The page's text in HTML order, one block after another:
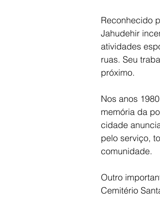
Reconhecido
Jahudehir
atividades
ruas. Seu
próximo.
Nos anos
memória da
cidade
pelo serviço,
comunidade.
Outro
Cemitério